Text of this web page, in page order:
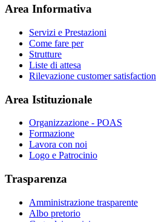
Area Informativa
Servizi e Prestazioni
Come fare per
Strutture
Liste di attesa
Rilevazione customer satisfaction
Area Istituzionale
Organizzazione - POAS
Formazione
Lavora con noi
Logo e Patrocinio
Trasparenza
Amministrazione trasparente
Albo pretorio